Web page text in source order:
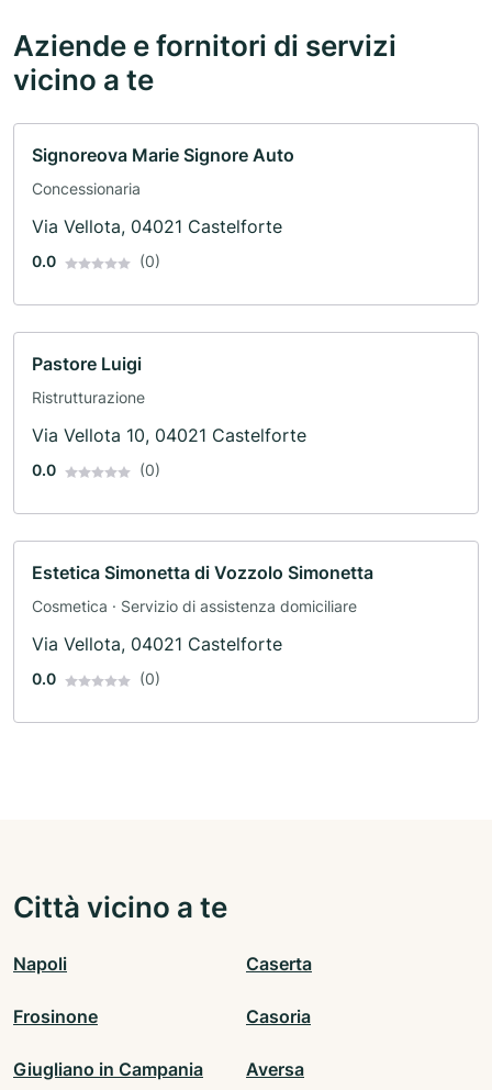
Aziende e fornitori di servizi
vicino a te
Signoreova Marie Signore Auto
Concessionaria
Via Vellota, 04021 Castelforte
0.0 (0)
Pastore Luigi
Ristrutturazione
Via Vellota 10, 04021 Castelforte
0.0 (0)
Estetica Simonetta di Vozzolo Simonetta
Cosmetica · Servizio di assistenza domiciliare
Via Vellota, 04021 Castelforte
0.0 (0)
Città vicino a te
Napoli Caserta
Frosinone Casoria
Giugliano in Campania Aversa